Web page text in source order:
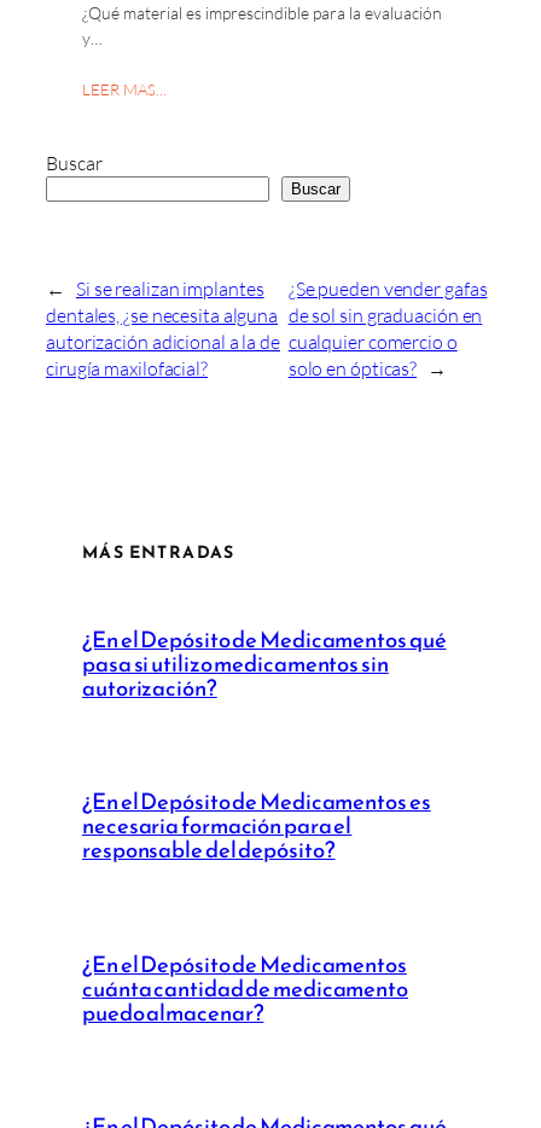
¿Qué material es imprescindible para la evaluación
y…
LEER MAS…
Buscar
Buscar
← Si se realizan implantes
dentales, ¿se necesita alguna
autorización adicional a la de
cirugía maxilofacial?
¿Se pueden vender gafas
de sol sin graduación en
cualquier comercio o
solo en ópticas? →
MÁS ENTRADAS
¿En el Depósito de Medicamentos qué
pasa si utilizo medicamentos sin
autorización?
¿En el Depósito de Medicamentos es
necesaria formación para el
responsable del depósito?
¿En el Depósito de Medicamentos
cuánta cantidad de medicamento
puedo almacenar?